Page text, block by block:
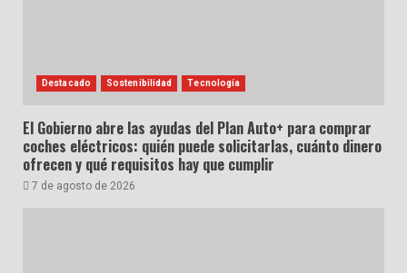
Destacado Sostenibilidad Tecnología
El Gobierno abre las ayudas del Plan Auto+ para comprar
coches eléctricos: quién puede solicitarlas, cuánto dinero
ofrecen y qué requisitos hay que cumplir
7 de agosto de 2026